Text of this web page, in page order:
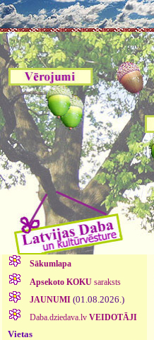
Sākumlapa
Apsekoto KOKUsaraksts
JAUNUMI (01.08.2026.)
Daba.dziedava.lv VEIDOTĀJI
Vietas